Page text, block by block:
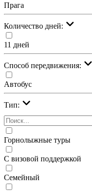
Прага
Количество дней:
11 дней
Cпособ передвижения:
Автобус
Тип:
Горнолыжные туры
С визовой поддержкой
Семейный